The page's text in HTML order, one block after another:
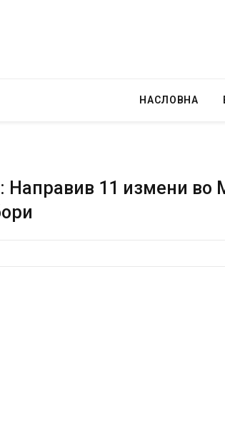
НАСЛОВНА
Направив 11 измени во
е осудена на 12 години затвор